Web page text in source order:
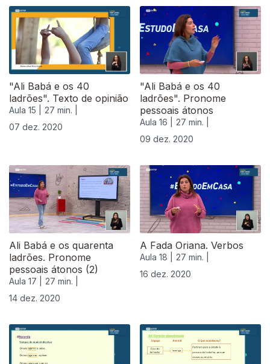
"Ali Babá e os 40
ladrões". Texto de opinião
Aula 15 |
27 min. |
07 dez. 2020
"Ali Babá e os 40
ladrões". Pronome
pessoais átonos
Aula 16 |
27 min. |
09 dez. 2020
Ali Babá e os quarenta
ladrões. Pronome
pessoais átonos (2)
Aula 17 |
27 min. |
14 dez. 2020
A Fada Oriana. Verbos
Aula 18 |
27 min. |
16 dez. 2020